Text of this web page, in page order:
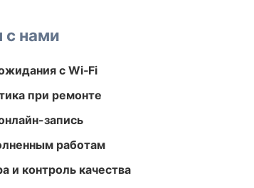
с нами
с Wi‑Fi
при ремонте
запись
работам
и контроль качества